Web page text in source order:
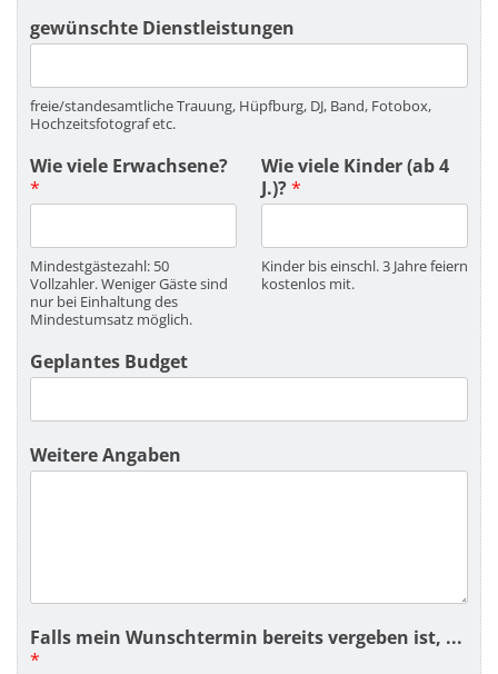
gewünschte Dienstleistungen
freie/standesamtliche Trauung, Hüpfburg, DJ, Band, Fotobox,
Hochzeitsfotograf etc.
Wie viele Erwachsene?
*
Mindestgästezahl: 50
Vollzahler. Weniger Gäste sind
nur bei Einhaltung des
Mindestumsatz möglich.
Wie viele Kinder (ab 4
J.)?*
Kinder bis einschl. 3 Jahre feiern
kostenlos mit.
Geplantes Budget
Weitere Angaben
Falls mein Wunschtermin bereits vergeben ist, ...
*